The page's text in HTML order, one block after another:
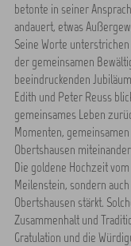
betonte in seiner
andauert, etwas
Seine Worte
der gemeinsamen
beeindruckenden
Edith und Peter Reuss
gemeinsames Leben
Momenten,
Obertshausen
Die goldene Hochzeit
Meilenstein, sondern
Obertshausen stärkt.
Zusammenhalt und
Gratulation und die